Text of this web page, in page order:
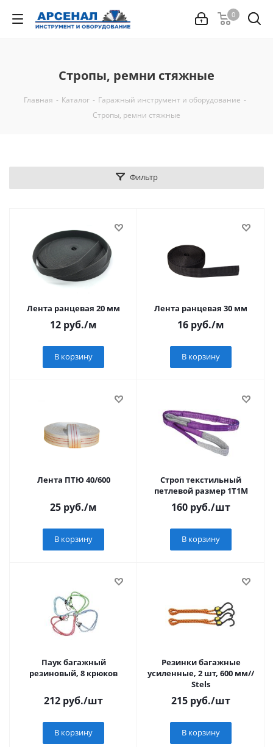
0
Стропы, ремни стяжные
Главная - Каталог - Гаражный инструмент и оборудование -
Стропы, ремни стяжные
Фильтр
Лента ранцевая 20 мм
12 руб./м
В корзину
Лента ранцевая 30 мм
16 руб./м
В корзину
Лента ПТЮ 40/600
25 руб./м
В корзину
Строп текстильный
петлевой размер 1T1M
160 руб./шт
В корзину
Паук багажный
резиновый, 8 крюков
212 руб./шт
В корзину
Резинки багажные
усиленные, 2 шт, 600 мм//
Stels
215 руб./шт
В корзину